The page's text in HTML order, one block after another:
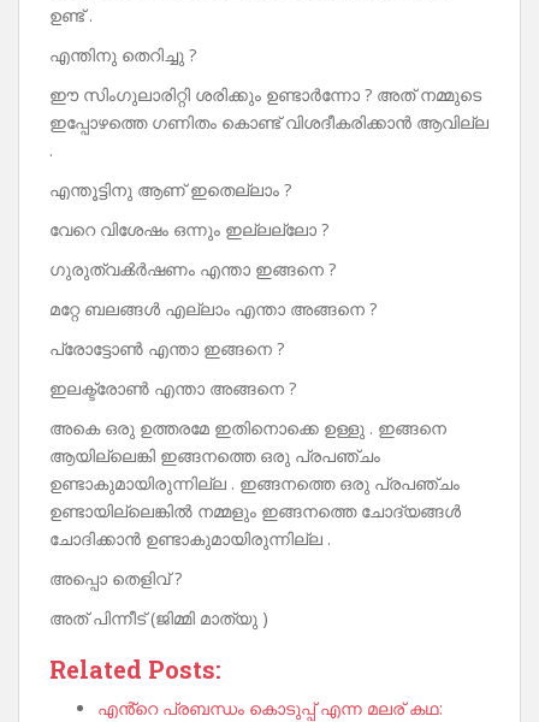
ഉണ്ട് .
എന്തിനു തെറിച്ചു ?
ഈ സിംഗുലാരിറ്റി ശരിക്കും ഉണ്ടാർന്നോ ? അത് നമ്മുടെ
ഇപ്പോഴത്തെ ഗണിതം കൊണ്ട് വിശദീകരിക്കാൻ ആവില്ല
.
എന്തൂട്ടിനു ആണ് ഇതെല്ലാം ?
വേറെ വിശേഷം ഒന്നും ഇല്ലല്ലോ ?
ഗുരുത്വൿർഷണം എന്താ ഇങ്ങനെ ?
മറ്റേ ബലങ്ങൾ എല്ലാം എന്താ അങ്ങനെ ?
പ്രോട്ടോൺ എന്താ ഇങ്ങനെ ?
ഇലക്ട്രോൺ എന്താ അങ്ങനെ ?
അകെ ഒരു ഉത്തരമേ ഇതിനൊക്കെ ഉള്ളു . ഇങ്ങനെ
ആയില്ലെങ്കി ഇങ്ങനത്തെ ഒരു പ്രപഞ്ചം
ഉണ്ടാകുമായിരുന്നില്ല . ഇങ്ങനത്തെ ഒരു പ്രപഞ്ചം
ഉണ്ടായില്ലെങ്കിൽ നമ്മളും ഇങ്ങനത്തെ ചോദ്യങ്ങൾ
ചോദിക്കാൻ ഉണ്ടാകുമായിരുന്നില്ല .
അപ്പൊ തെളിവ് ?
അത് പിന്നീട് (ജിമ്മി മാത്യു )
Related Posts:
എൻ്റെ പ്രബന്ധം കൊടുപ്പ് എന്ന മലര് കഥ: